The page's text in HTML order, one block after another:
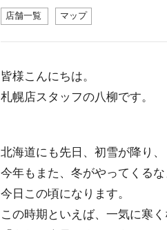
店舗一覧 マップ
皆様こんにちは。
札幌店スタッフの八柳です。
北海道にも先日、初雪が降り、
今年もまた、冬がやってくる
今日この頃になります。
この時期といえば、一気に寒く